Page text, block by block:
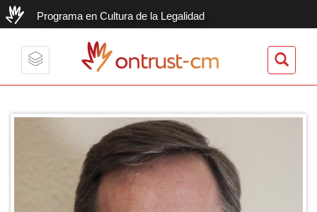
Programa en Cultura de la Legalidad
Toggle
ontrust-cm